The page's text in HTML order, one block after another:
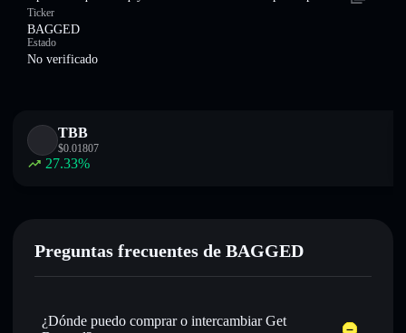
Ticker
BAGGED
Estado
No verificado
TBB
$0.01807
27.33%
Preguntas frecuentes de BAGGED
¿Dónde puedo comprar o intercambiar Get